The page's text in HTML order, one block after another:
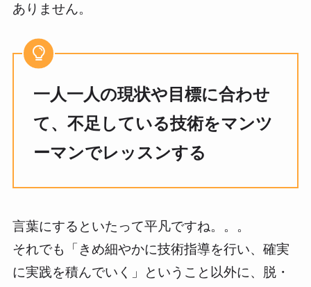
ありません。
一人一人の現状や目標に合わせ
て、不足している技術をマンツ
ーマンでレッスンする
言葉にするといたって平凡ですね。。。
それでも「きめ細やかに技術指導を行い、確実
に実践を積んでいく」ということ以外に、脱・